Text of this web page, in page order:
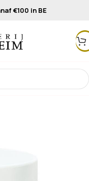
€100 in BE